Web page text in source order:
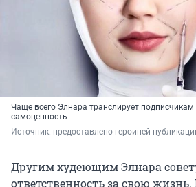
Чаще всего Элнара транслирует
самоценность
Источник: предоставлено героиней
Другим худеющим Элнара
ответственность за свою жизнь.